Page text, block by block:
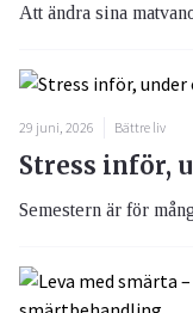
Att ändra sina
29 juni, 2026 Bättre liv
Stress inför,
Semestern är för